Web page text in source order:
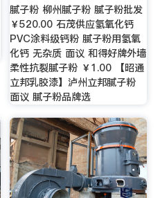
腻子粉 柳州腻子粉 腻子粉批发
￥520.00 石茂供应氢氧化钙
PVC涂料级钙粉 腻子粉用氢氧
化钙 无杂质 面议 和得好牌外墙
柔性抗裂腻子粉 ￥1.00 【昭通
立邦乳胶漆】泸州立邦腻子粉
面议 腻子粉品牌选